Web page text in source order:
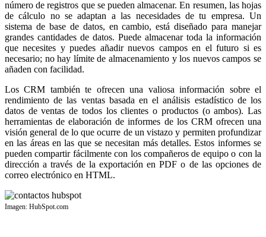
número de registros que se pueden almacenar. En resumen, las hojas
de cálculo no se adaptan a las necesidades de tu empresa. Un
sistema de base de datos, en cambio, está diseñado para manejar
grandes cantidades de datos. Puede almacenar toda la información
que necesites y puedes añadir nuevos campos en el futuro si es
necesario; no hay límite de almacenamiento y los nuevos campos se
añaden con facilidad.
Los CRM también te ofrecen una valiosa información sobre el
rendimiento de las ventas basada en el análisis estadístico de los
datos de ventas de todos los clientes o productos (o ambos). Las
herramientas de elaboración de informes de los CRM ofrecen una
visión general de lo que ocurre de un vistazo y permiten profundizar
en las áreas en las que se necesitan más detalles. Estos informes se
pueden compartir fácilmente con los compañeros de equipo o con la
dirección a través de la exportación en PDF o de las opciones de
correo electrónico en HTML.
Imagen: HubSpot.com